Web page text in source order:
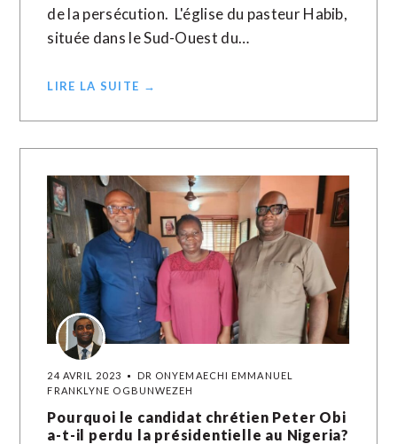
de la persécution. ­ L'église du pasteur Habib,
située dans le Sud-Ouest du…
LIRE LA SUITE →
24 AVRIL 2023
DR ONYEMAECHI EMMANUEL
FRANKLYNE OGBUNWEZEH
Pourquoi le candidat chrétien Peter Obi
a-t-il perdu la présidentielle au Nigeria?